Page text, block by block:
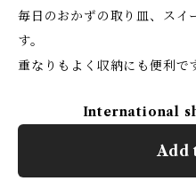
毎日のおかずの取り皿、スイ
す。
重なりもよく収納にも便利で
International
Add